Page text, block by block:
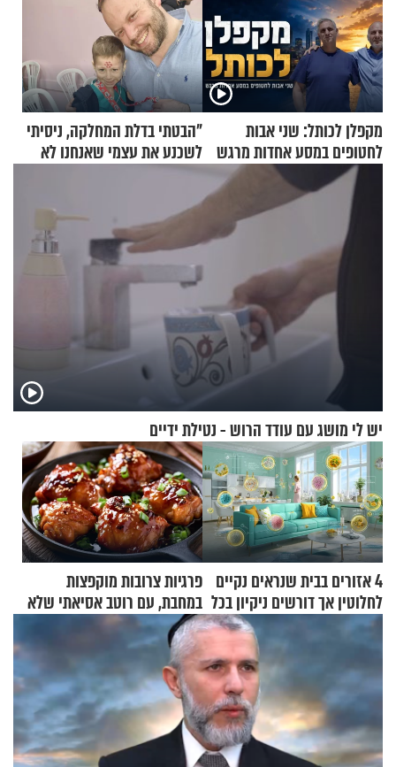
מקפלן לכותל: שני אבות
לחטופים במסע אחדות מרגש
"הבטתי בדלת המחלקה, ניסיתי
לשכנע את עצמי שאנחנו לא
שייכים לשם"
יש לי מושג עם עודד הרוש - נטילת ידיים
4 אזורים בבית שנראים נקיים
לחלוטין אך דורשים ניקיון בכל
סוף שבוע
פרגיות צרובות מוקפצות
במחבת, עם רוטב אסיאתי שלא
יישכח במהרה